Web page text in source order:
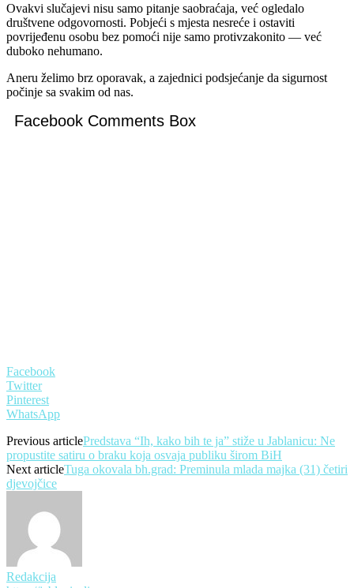
Ovakvi slučajevi nisu samo pitanje saobraćaja, već ogledalo
društvene odgovornosti. Pobjeći s mjesta nesreće i ostaviti
povrijeđenu osobu bez pomoći nije samo protivzakonito — već
duboko nehumano.
Aneru želimo brz oporavak, a zajednici podsjećanje da sigurnost
počinje sa svakim od nas.
Facebook Comments Box
Facebook
Twitter
Pinterest
WhatsApp
Previous articlePredstava “Ih, kako bih te ja” stiže u Jablanicu: Ne
propustite satiru o braku koja osvaja publiku širom BiH
Next articleTuga okovala bh.grad: Preminula mlada majka (31) četiri
djevojčice
Redakcija